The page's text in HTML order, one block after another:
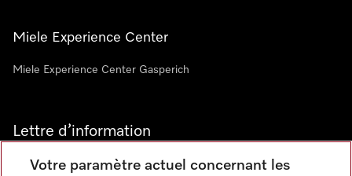
Miele Experience Center
Miele Experience Center Gasperich
Lettre d’information
Votre paramètre actuel concernant les